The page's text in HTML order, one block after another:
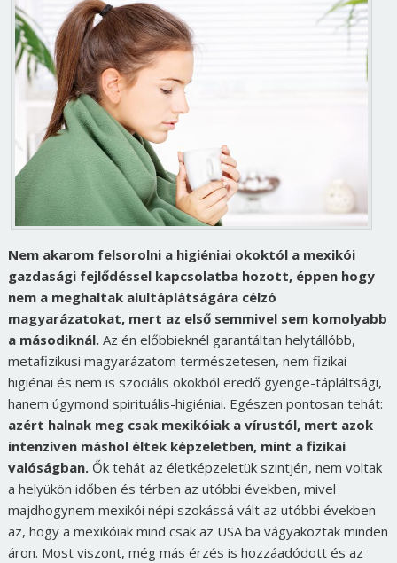
Nem akarom felsorolni a higiéniai okoktól a mexikói
gazdasági fejlődéssel kapcsolatba hozott, éppen hogy
nem a meghaltak alultáplátságára célzó
magyarázatokat, mert az első semmivel sem komolyabb
a másodiknál.Az én előbbieknél garantáltan helytállóbb,
metafizikusi magyarázatom természetesen, nem fizikai
higiénai és nem is szociális okokból eredő gyenge-tápláltsági,
hanem úgymond spirituális-higiéniai. Egészen pontosan tehát:
azért halnak meg csak mexikóiak a vírustól, mert azok
intenzíven máshol éltek képzeletben, mint a fizikai
valóságban.Ők tehát az életképzeletük szintjén, nem voltak
a helyükön időben és térben az utóbbi években, mivel
majdhogynem mexikói népi szokássá vált az utóbbi években
az, hogy a mexikóiak mind csak az USA ba vágyakoztak minden
áron. Most viszont, még más érzés is hozzáadódott és az